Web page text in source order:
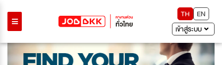
TH
EN
เข้าสู่ระบบ